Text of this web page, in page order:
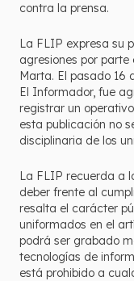
contra la prensa.
La FLIP expresa su
agresiones por
Marta. El pasado 16
El Informador, fue
registrar un
esta publicación no
disciplinaria de los
La FLIP recuerda a
deber frente al
resalta el carácter
uniformados en el
podrá ser grabado
tecnologías de
está prohibido a